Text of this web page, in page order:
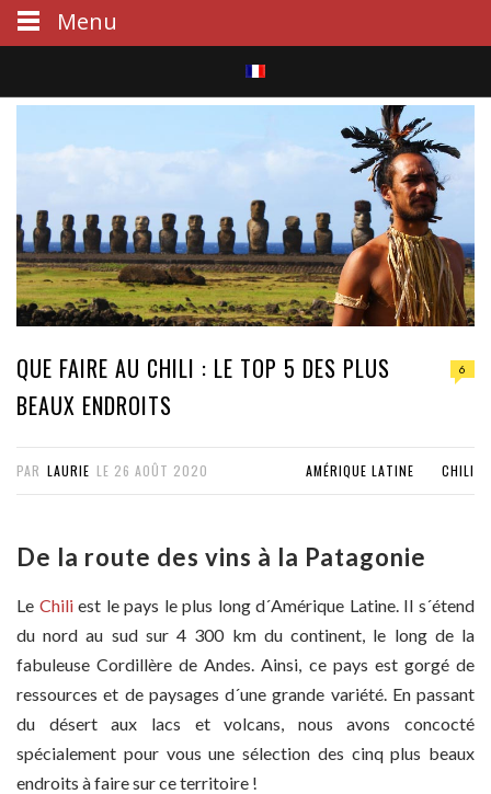
S
r
c
h
QUE FAIRE AU CHILI : LE TOP 5 DES PLUS
BEAUX ENDROITS
6
PAR LAURIE LE 26 AOÛT 2020 AMÉRIQUE LATINE CHILI
De la route des vins à la Patagonie
Le Chiliest le pays le plus long d´Amérique Latine. Il s´étend
du nord au sud sur 4 300 km du continent, le long de la
fabuleuse Cordillère de Andes. Ainsi, ce pays est gorgé de
ressources et de paysages d´une grande variété. En passant
du désert aux lacs et volcans, nous avons concocté
spécialement pour vous une sélection des cinq plus beaux
endroits à faire sur ce territoire !
Menu